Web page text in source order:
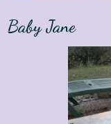
Baby Jane